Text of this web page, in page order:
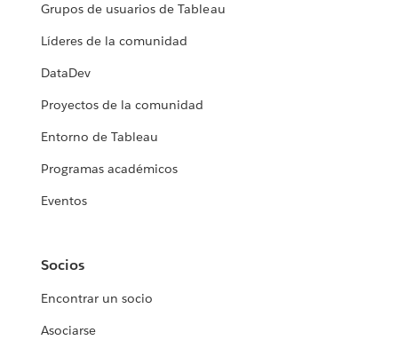
Grupos de usuarios de Tableau
Líderes de la comunidad
DataDev
Proyectos de la comunidad
Entorno de Tableau
Programas académicos
Eventos
Socios
Encontrar un socio
Asociarse